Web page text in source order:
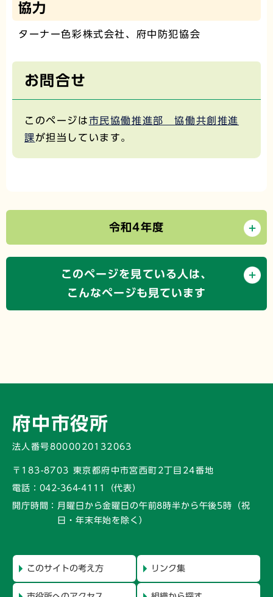
協力
ターナー色彩株式会社、府中防犯協会
お問合せ
このページは市民協働推進部 協働共創推進
課が担当しています。
令和4年度
このページを見ている人は、
こんなページも見ています
府中市役所
法人番号8000020132063
〒183-8703 東京都府中市宮西町2丁目24番地
電話： 042-364-4111（代表）
開庁時間： 月曜日から金曜日の午前8時半から午後5時 （祝
日・年末年始を除く）
このサイトの考え方 リンク集